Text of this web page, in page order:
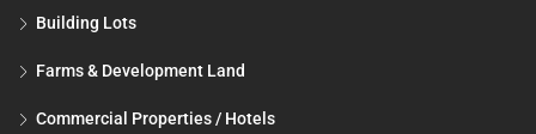
Building Lots
Farms & Development Land
Commercial Properties / Hotels